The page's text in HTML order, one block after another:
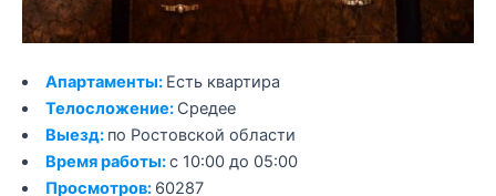
Апартаменты: Есть квартира
Телосложение: Средее
Выезд: по Ростовской области
Время работы:с 10:00 до 05:00
Просмотров: 60287